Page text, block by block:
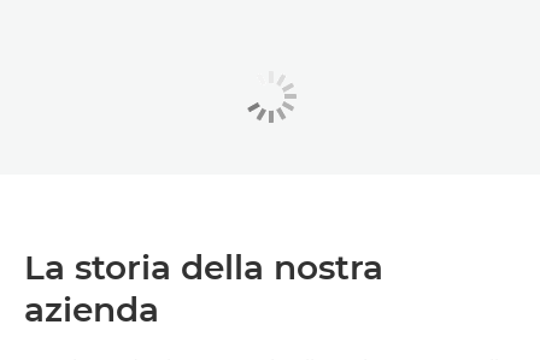
La storia della nostra
azienda